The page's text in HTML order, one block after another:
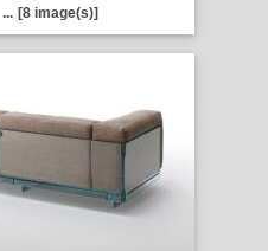
... [8 image(s)]